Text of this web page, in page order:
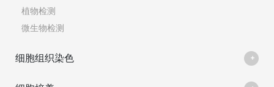
植物检测
微生物检测
细胞组织染色